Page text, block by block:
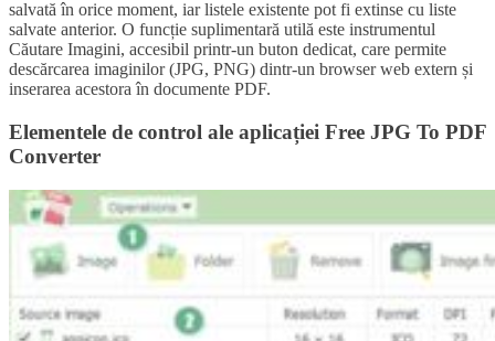
salvată în orice moment, iar listele existente pot fi extinse cu liste
salvate anterior. O funcție suplimentară utilă este instrumentul
Căutare Imagini, accesibil printr-un buton dedicat, care permite
descărcarea imaginilor (JPG, PNG) dintr-un browser web extern și
inserarea acestora în documente PDF.
Elementele de control ale aplicației Free JPG To PDF
Converter